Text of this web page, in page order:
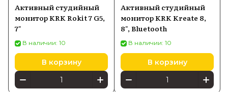
Активный студийный
монитор KRK Rokit 7 G5,
7"
В наличии: 10
В корзину
Активный студийный
монитор KRK Kreate 8,
8", Bluetooth
В наличии: 10
В корзину